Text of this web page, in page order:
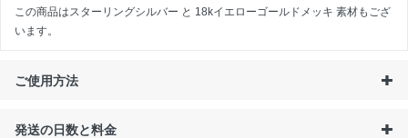
この商品はスターリングシルバー と 18kイエローゴールドメッキ 素材もござ
います。
ご使用方法
発送の日数と料金